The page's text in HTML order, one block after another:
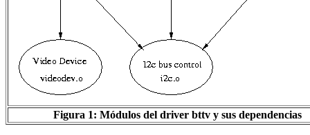
Figura 1: Módulos del driver bttv y sus dependencias